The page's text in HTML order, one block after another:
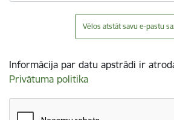
Vēlos atstāt savu e-pastu
Informācija par datu apstrādi ir
Privātuma politika